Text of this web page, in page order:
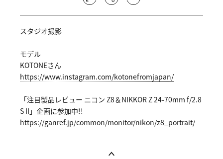
スタジオ撮影
モデル
KOTONEさん
https://www.instagram.com/kotonefromjapan/
「注目製品レビュー ニコン Z8＆NIKKOR Z 24-70mm f/2.8
S II」企画に参加中!!
https://ganref.jp/common/monitor/nikon/z8_portrait/